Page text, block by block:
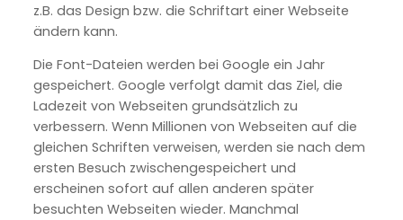
z.B. das Design bzw. die Schriftart einer Webseite
ändern kann.
Die Font-Dateien werden bei Google ein Jahr
gespeichert. Google verfolgt damit das Ziel, die
Ladezeit von Webseiten grundsätzlich zu
verbessern. Wenn Millionen von Webseiten auf die
gleichen Schriften verweisen, werden sie nach dem
ersten Besuch zwischengespeichert und
erscheinen sofort auf allen anderen später
besuchten Webseiten wieder. Manchmal